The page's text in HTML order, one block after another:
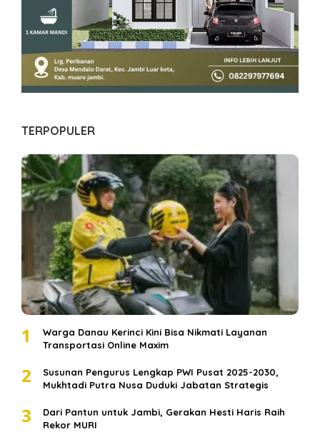
TERPOPULER
1
Warga Danau Kerinci Kini Bisa Nikmati Layanan
Transportasi Online Maxim
2
Susunan Pengurus Lengkap PWI Pusat 2025-2030,
Mukhtadi Putra Nusa Duduki Jabatan Strategis
3
Dari Pantun untuk Jambi, Gerakan Hesti Haris Raih
Rekor MURI